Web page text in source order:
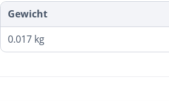
Gewicht
0.017 kg